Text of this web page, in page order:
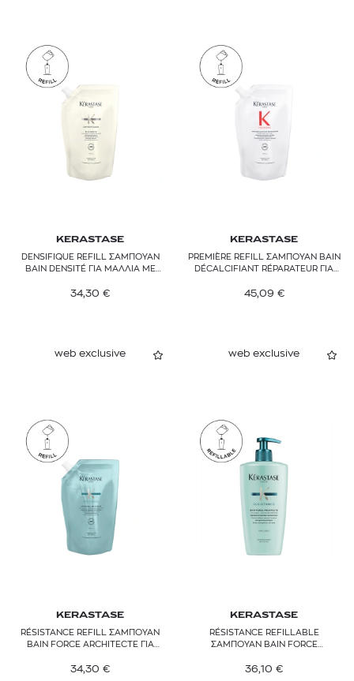
KERASTASE
DENSIFIQUE REFILL ΣΑΜΠΟΥΑΝ
BAIN DENSITÉ ΓΙΑ ΜΑΛΛΙΑ ΜΕ
34,30 €
KERASTASE
PREMIÈRE REFILL ΣΑΜΠΟΥΑΝ BAIN
DÉCALCIFIANT RÉPARATEUR ΓΙΑ
45,09 €
web exclusive
KERASTASE
RÉSISTANCE REFILL ΣΑΜΠΟΥΑΝ
BAIN FORCE ARCHITECTE ΓΙΑ
34,30 €
web exclusive
KERASTASE
RÉSISTANCE REFILLABLE
ΣΑΜΠΟΥΑΝ BAIN FORCE
36,10 €